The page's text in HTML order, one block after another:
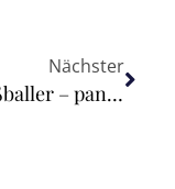
Nächster
Profifußballer – pandemiebedingter Saisonabbruch – keine Verlängerung des befristeten Arbeitsvertrags aufgrund einer einsatzabhängigen Verlängerungsklausel